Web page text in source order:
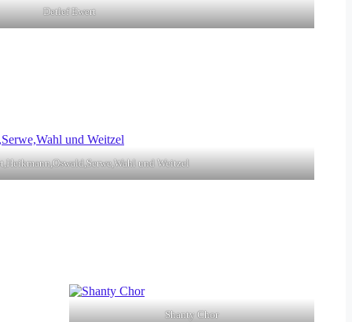
Detlef Ewert
und Weitzel
Shanty Chor